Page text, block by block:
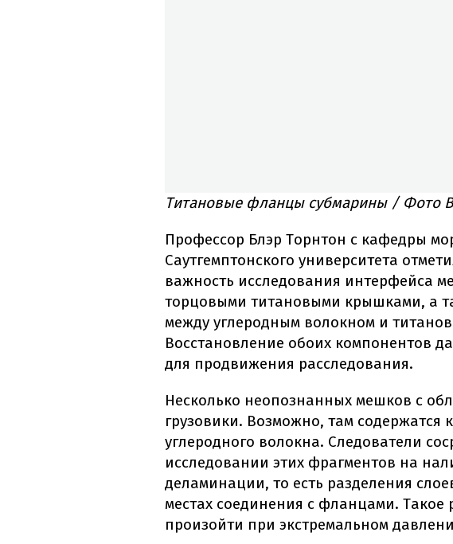
Титановые фланцы субмарины / Фото
Профессор Блэр Торнтон с кафедры
Саутгемптонского университета
важность исследования интерфейса
торцовыми титановыми крышками, а
между углеродным волокном и
Восстановление обоих компонентов
для продвижения расследования.
Несколько неопознанных мешков с
грузовики. Возможно, там содержатся
углеродного волокна. Следователи
исследовании этих фрагментов на
деламинации, то есть разделения
местах соединения с фланцами. Такое
произойти при экстремальном